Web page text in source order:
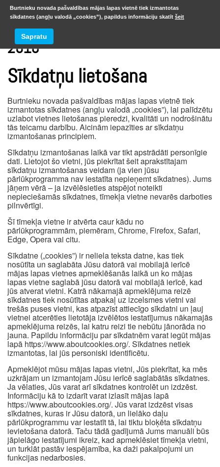
2016
Sīkdatņu lietošana
Burtnieku novada pašvaldības mājas lapas vietnē tiek
izmantotas sīkdatnes (angļu valodā „cookies”), lai palīdzētu
uzlabot vietnes lietošanas pieredzi, kvalitāti un nodrošinātu
tās teicamu darbību. Aicinām iepazīties ar sīkdatņu
izmantošanas principiem.
Sīkdatņu izmantošanas laikā var tikt apstrādāti personīgie
dati. Lietojot šo vietni, jūs piekrītat šeit aprakstītajam
sīkdatņu izmantošanas veidam (ja vien jūsu
pārlūkprogramma nav iestatīta nepieņemt sīkdatnes). Jums
jāņem vērā – ja izvēlēsieties atspējot noteikti
nepieciešamās sīkdatnes, tīmekļa vietne nevarēs darboties
pilnvērtīgi.
Šī tīmekļa vietne ir atvērta caur kādu no
pārlūkprogrammām, piemēram, Chrome, Firefox, Safari,
Edge, Opera vai citu.
Sīkdatne („cookies”) ir neliela teksta datne, kas tiek
nosūtīta un saglabāta Jūsu datorā vai mobilajā ierīcē
mājas lapas vietnes apmeklēšanās laikā un ko mājas
lapas vietne saglabā jūsu datorā vai mobilajā ierīcē, kad
jūs atverat vietni. Katrā nākamajā apmeklējuma reizē
sīkdatnes tiek nosūtītas atpakaļ uz izcelsmes vietni vai
trešās puses vietni, kas atpazīst attiecīgo sīkdatni un ļauj
vietnei atcerēties lietotāja izvēlētos iestatījumus nākamajās
apmeklējuma reizēs, lai katru reizi tie nebūtu jānorāda no
jauna. Papildu informāciju par sīkdatnēm varat iegūt mājas
lapā https://www.aboutcookies.org/. Sīkdatnes netiek
izmantotas, lai jūs personiski identificētu.
Apmeklējot mūsu mājas lapas vietni, Jūs piekrītat, ka mēs
uzkrājam un izmantojam Jūsu ierīcē saglabātās sīkdatnes.
Ja vēlaties, Jūs varat arī sīkdatnes kontrolēt un izdzēst.
Informāciju kā to izdarīt varat izlasīt mājas lapā
https://www.aboutcookies.org/. Jūs varat izdzēst visas
sīkdatnes, kuras ir Jūsu datorā, un lielāko daļu
pārlūkprogrammu var iestatīt tā, lai tiktu bloķēta sīkdatņu
ievietošana datorā. Taču tādā gadījumā Jums manuāli būs
jāpielāgo iestatījumi ikreiz, kad apmeklēsiet tīmekļa vietni,
un turklāt pastāv iespējamība, ka daži pakalpojumi un
funkcijas nedarbosies.
Burtnieku novada pašvaldības mājas lapas vietnē tiek izmantotas
sīkdatnes (angļu valodā „cookies”), papildus informāciju skatīt šeit
Sapratu